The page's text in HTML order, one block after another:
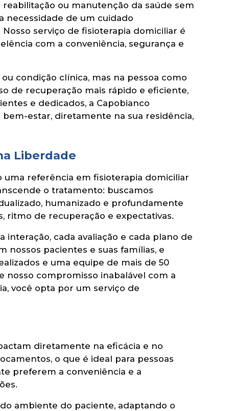
ou manutenção da saúde sem
necessidade de um cuidado
serviço de fisioterapia domiciliar é
com a conveniência, segurança e
condição clínica, mas na pessoa como
de recuperação mais rápido e eficiente,
e dedicados, a Capobianco
estar, diretamente na sua residência,
Liberdade
uma referência em fisioterapia domiciliar
o tratamento: buscamos
humanizado e profundamente
ritmo de recuperação e expectativas.
interação, cada avaliação e cada plano de
pacientes e suas famílias, e
e uma equipe de mais de 50
nosso compromisso inabalável com a
você opta por um serviço de
diretamente na eficácia e no
o que é ideal para pessoas
preferem a conveniência e a
ambiente do paciente, adaptando o